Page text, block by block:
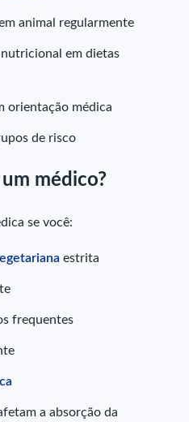
animal regularmente
em dietas
orientação médica
de risco
médico?
se você:
estrita
frequentes
a absorção da